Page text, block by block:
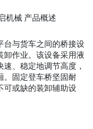
机械 产品概述
台与货车之间的桥接设
卸作业。该设备采用液
、稳定地调节高度，
。固定登车桥坚固耐
可或缺的装卸辅助设